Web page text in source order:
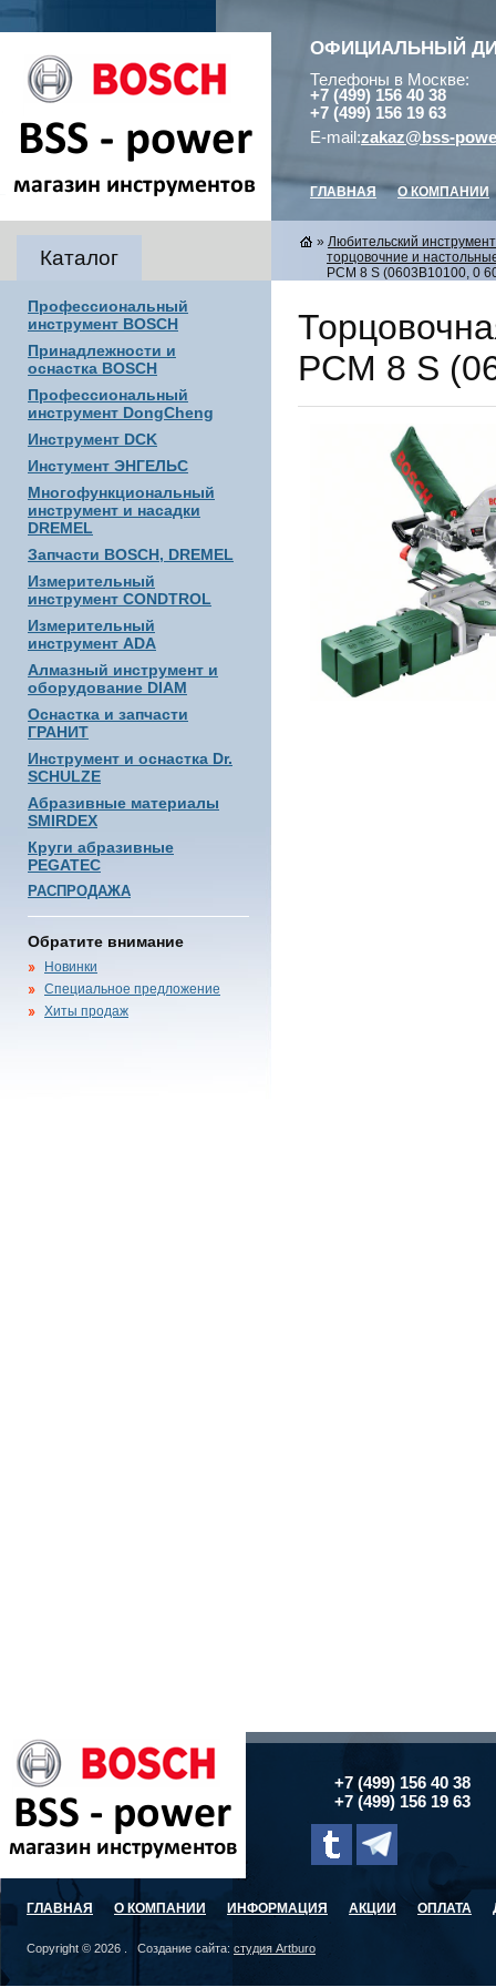
ОФИЦИАЛЬНЫЙ
Телефоны в Москве:
+7 (499) 156 40 38
+7 (499) 156 19 63
E-mail:zakaz@bss-
ГЛАВНАЯ О КОМПАНИИ
Каталог
Профессиональный
инструмент BOSCH
Принадлежности и
оснастка BOSCH
Профессиональный
инструмент DongCheng
Инструмент DCK
Инстумент ЭНГЕЛЬС
Многофункциональный
инструмент и насадки
DREMEL
Запчасти BOSCH, DREMEL
Измерительный
инструмент CONDTROL
Измерительный
инструмент ADA
Алмазный инструмент и
оборудование DIAM
Оснастка и запчасти
ГРАНИТ
Инструмент и оснастка Dr.
SCHULZE
Абразивные материалы
SMIRDEX
Круги абразивные
PEGATEC
РАСПРОДАЖА
Обратите внимание
Новинки
Специальное предложение
Хиты продаж
» Любительский
торцовочние и
PCM 8 S (0603B10100, 0
PCM 8 S
+7 (499) 156 40 38
+7 (499) 156 19 63
ГЛАВНАЯ О КОМПАНИИ ИНФОРМАЦИЯ АКЦИИ ОПЛАТА
Copyright © 2026 . Создание сайта: студия Artburo